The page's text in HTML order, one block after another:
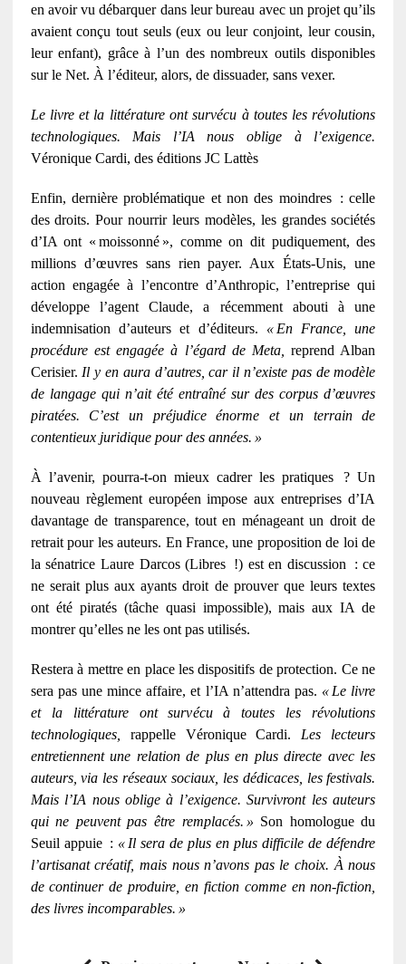
en avoir vu débarquer dans leur bureau avec un projet qu’ils
avaient conçu tout seuls (eux ou leur conjoint, leur cousin,
leur enfant), grâceà l’un des nombreux outils disponibles
sur le Net. À l’éditeur, alors, de dissuader, sans vexer.
Le livre et la littérature ont survécu à toutes les révolutions
technologiques. Mais l’IA nous oblige à l’exigence.
Véronique Cardi, des éditions JC Lattès
Enfin, dernière problématique et non des moindres
: celle
des droits. Pour nourrir leurs modèles, les grandes sociétés
d’IA ont « moissonné », comme on dit pudiquement, des
millions d’œuvres sans rien payer. AuxÉtats-Unis, une
action engagéeà l’encontre d’Anthropic, l’entreprise qui
développe l’agent Claude, a récemment aboutià une
indemnisation d’auteurs et d’éditeurs. « En France, une
procédure est engagéeà l’égard de Meta,reprend Alban
Cerisier. Il y en aura d’autres, car il n’existe pas de modèle
de langage qui n’ait été entraîné sur des corpus d’œuvres
piratées. C’est un préjudice énorme et un terrain de
contentieux juridique pour des années. »
À l’avenir, pourra-t-on mieux cadrer les pratiques
? Un
nouveau règlement européen impose aux entreprises d’IA
davantage de transparence, tout en ménageant un droit de
retrait pour les auteurs. En France, une proposition de loi de
la sénatrice Laure Darcos (Libres !) est en discussion
: ce
ne serait plus aux ayants droit de prouver que leurs textes
ont étépiratés (tâche quasi impossible), mais aux IA de
montrer qu’elles ne les ont pas utilisés.
Restera à mettre en place les dispositifs de protection. Ce ne
sera pas une mince affaire, et l’IA n’attendra pas. « Le livre
et la littérature ont survécuà toutes les révolutions
technologiques,
rappelle Véronique Cardi. Les lecteurs
entretiennent une relation de plus en plus directe avec les
auteurs, via les réseaux sociaux, les dédicaces, les festivals.
Mais l’IA nous oblige à l’exigence. Survivront les auteurs
qui ne peuvent pas être remplacés. » Son homologue du
Seuil appuie : « Il sera de plus en plus difficile de défendre
l’artisanat créatif, mais nous n’avons pas le choix. À nous
de continuer de produire, en fiction comme en non-fiction,
des livres incomparables. »